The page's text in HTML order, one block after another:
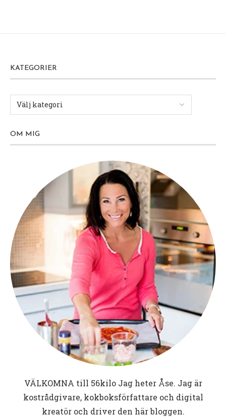
KATEGORIER
OM MIG
VÄLKOMNA till 56kiloJag heter Åse. Jag är
kostrådgivare, kokboksförfattare och digital
kreatör och driver den här bloggen.